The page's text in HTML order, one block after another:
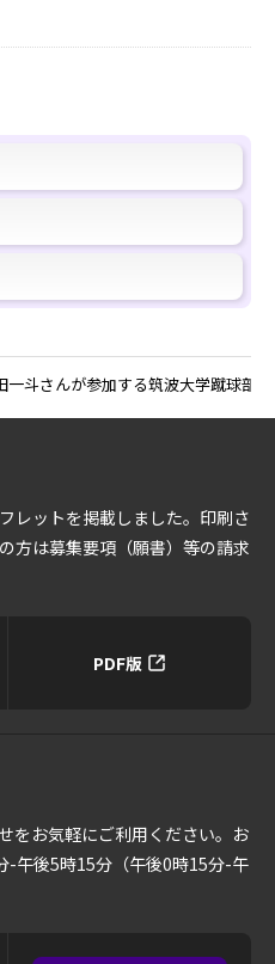
一斗さんが参加する筑波大学蹴球部
レットを掲載しました。印刷さ
方は募集要項（願書）等の請求
PDF版
をお気軽にご利用ください。お
-午後5時15分（午後0時15分-午